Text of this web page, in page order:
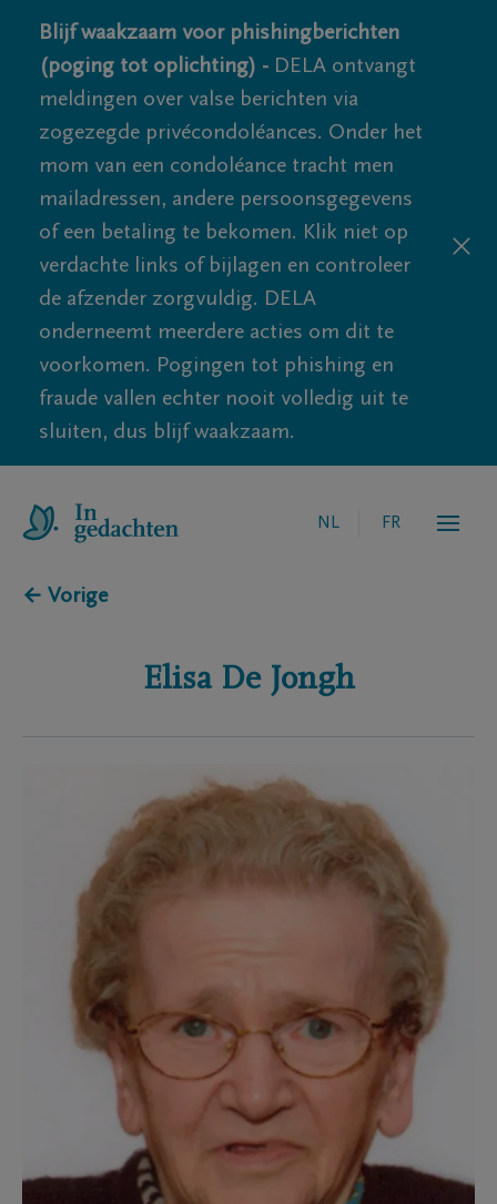
Blijf waakzaam voor phishingberichten
(poging tot oplichting) - DELA ontvangt
meldingen over valse berichten via
zogezegde privécondoléances. Onder het
mom van een condoléance tracht men
mailadressen, andere persoonsgegevens
of een betaling te bekomen. Klik niet op
verdachte links of bijlagen en controleer
de afzender zorgvuldig. DELA
onderneemt meerdere acties om dit te
voorkomen. Pogingen tot phishing en
fraude vallen echter nooit volledig uit te
sluiten, dus blijf waakzaam.
NL FR
← Vorige
Elisa De Jongh